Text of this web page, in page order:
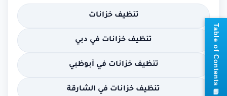
تنظيف خزانات
تنظيف خزانات في دبي
تنظيف خزانات في أبوظبي
تنظيف خزانات في الشارقة
📘
T
a
b
l
e
o
f
C
o
n
t
e
n
t
s